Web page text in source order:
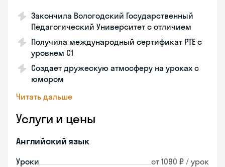
Закончила Вологодский Государственный
Педагогический Университет с отличием
Получила международный сертификат PTE с
уровнем C1
Создает дружескую атмосферу на уроках с
юмором
Читать дальше
Услуги и цены
Английский язык
Уроки от 1090 ₽ / урок